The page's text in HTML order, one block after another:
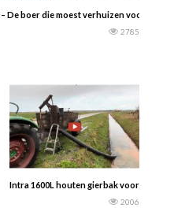
– De boer die moest verhuizen voor de
2785
2023 naar de opslag met de John
Intra 1600L houten gierbak voor het
2006